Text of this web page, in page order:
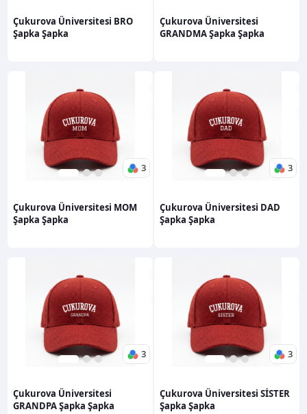
Çukurova Üniversitesi BRO
Şapka Şapka
Çukurova Üniversitesi
GRANDMA Şapka Şapka
2 3
3
Çukurova Üniversitesi MOM
Şapka Şapka
2 3
3
Çukurova Üniversitesi DAD
Şapka Şapka
2 3
3
Çukurova Üniversitesi
GRANDPA Şapka Şapka
2 3
3
Çukurova Üniversitesi SİSTER
Şapka Şapka